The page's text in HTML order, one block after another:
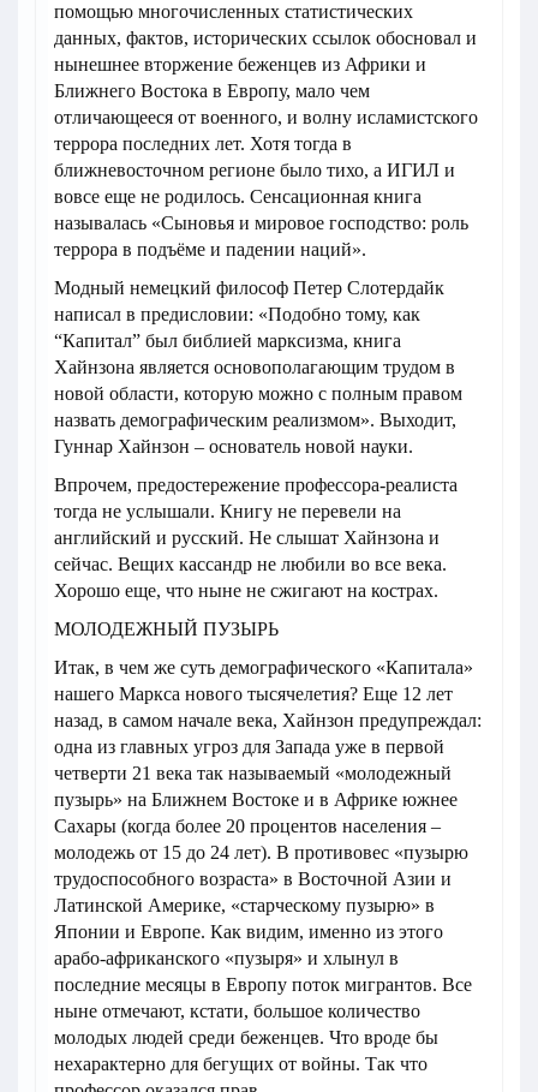
помощью многочисленных статистических
данных, фактов, исторических ссылок обосновал и
нынешнее вторжение беженцев из Африки и
Ближнего Востока в Европу, мало чем
отличающееся от военного, и волну исламистского
террора последних лет. Хотя тогда в
ближневосточном регионе было тихо, а ИГИЛ и
вовсе еще не родилось. Сенсационная книга
называлась «Сыновья и мировое господство: роль
террора в подъёме и падении наций».
Модный немецкий философ Петер Слотердайк
написал в предисловии: «Подобно тому, как
“Капитал” был библией марксизма, книга
Хайнзона является основополагающим трудом в
новой области, которую можно с полным правом
назвать демографическим реализмом». Выходит,
Гуннар Хайнзон – основатель новой науки.
Впрочем, предостережение профессора-реалиста
тогда не услышали. Книгу не перевели на
английский и русский. Не слышат Хайнзона и
сейчас. Вещих кассандр не любили во все века.
Хорошо еще, что ныне не сжигают на кострах.
МОЛОДЕЖНЫЙ ПУЗЫРЬ
Итак, в чем же суть демографического «Капитала»
нашего Маркса нового тысячелетия? Еще 12 лет
назад, в самом начале века, Хайнзон предупреждал:
одна из главных угроз для Запада уже в первой
четверти 21 века так называемый «молодежный
пузырь» на Ближнем Востоке и в Африке южнее
Сахары (когда более 20 процентов населения –
молодежь от 15 до 24 лет). В противовес «пузырю
трудоспособного возраста» в Восточной Азии и
Латинской Америке, «старческому пузырю» в
Японии и Европе. Как видим, именно из этого
арабо-африканского «пузыря» и хлынул в
последние месяцы в Европу поток мигрантов. Все
ныне отмечают, кстати, большое количество
молодых людей среди беженцев. Что вроде бы
нехарактерно для бегущих от войны. Так что